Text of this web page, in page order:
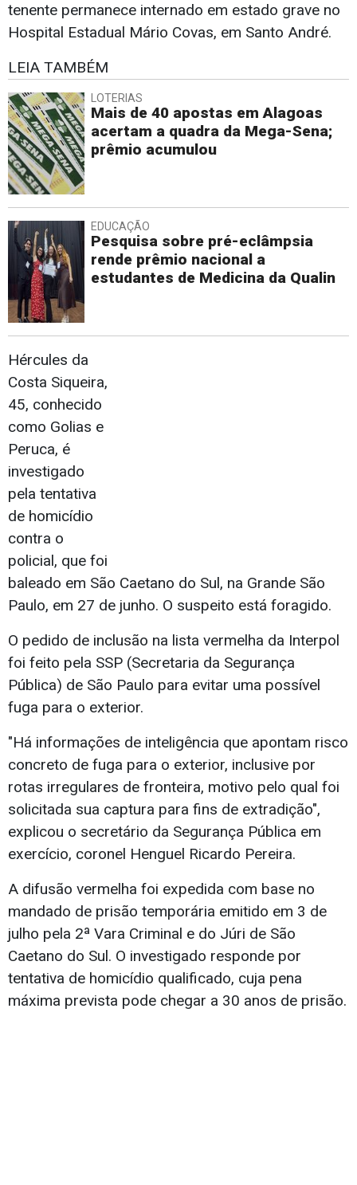
tenente permanece internado em estado grave no
Hospital Estadual Mário Covas, em Santo André.
LEIA TAMBÉM
LOTERIAS
Mais de 40 apostas em Alagoas
acertam a quadra da Mega-Sena;
prêmio acumulou
EDUCAÇÃO
Pesquisa sobre pré-eclâmpsia
rende prêmio nacional a
estudantes de Medicina da Qualin
Hércules da
Costa Siqueira,
45, conhecido
como Golias e
Peruca, é
investigado
pela tentativa
de homicídio
contra o
policial, que foi
baleado em São Caetano do Sul, na Grande São
Paulo, em 27 de junho. O suspeito está foragido.
O pedido de inclusão na lista vermelha da Interpol
foi feito pela SSP (Secretaria da Segurança
Pública) de São Paulo para evitar uma possível
fuga para o exterior.
"Há informações de inteligência que apontam risco
concreto de fuga para o exterior, inclusive por
rotas irregulares de fronteira, motivo pelo qual foi
solicitada sua captura para fins de extradição",
explicou o secretário da Segurança Pública em
exercício, coronel Henguel Ricardo Pereira.
A difusão vermelha foi expedida com base no
mandado de prisão temporária emitido em 3 de
julho pela 2ª Vara Criminal e do Júri de São
Caetano do Sul. O investigado responde por
tentativa de homicídio qualificado, cuja pena
máxima prevista pode chegar a 30 anos de prisão.